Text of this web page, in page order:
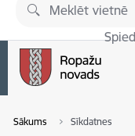
Pāriet uz lapas saturu
Sākums Sīkdatnes